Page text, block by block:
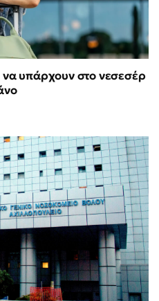
υπάρχουν στο νεσεσέρ